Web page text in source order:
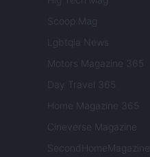
Scoop Mag
Lgbtqia News
Motors Magazine 365
Day Travel 365
Home Magazine 365
Cineverse Magazine
SecondHomeMagazine